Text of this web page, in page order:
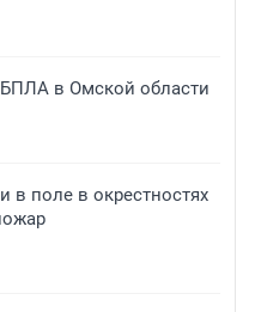
в Омской области
поле в окрестностях